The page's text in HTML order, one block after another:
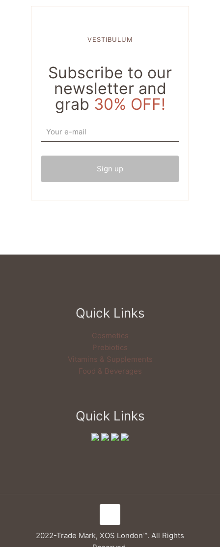
VESTIBULUM
Subscribe to our
newsletter and
grab 30% OFF!
Quick Links
Cosmetics
Prebiotics
Vitamins & Supplements
Food & Beverages
Quick Links
2022-Trade Mark, XOS London™. All Rights